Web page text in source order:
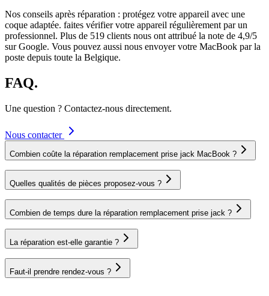
Nos conseils après réparation : protégez votre appareil avec une
coque adaptée. faites vérifier votre appareil régulièrement par un
professionnel. Plus de 519 clients nous ont attribué la note de 4,9/5
sur Google. Vous pouvez aussi nous envoyer votre MacBook par la
poste depuis toute la Belgique.
FAQ.
Une question ? Contactez-nous directement.
Nous contacter
Combien coûte la réparation remplacement prise jack MacBook ?
Quelles qualités de pièces proposez-vous ?
Combien de temps dure la réparation remplacement prise jack ?
La réparation est-elle garantie ?
Faut-il prendre rendez-vous ?